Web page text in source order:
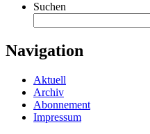
Suchen
Navigation
Aktuell
Archiv
Abonnement
Impressum